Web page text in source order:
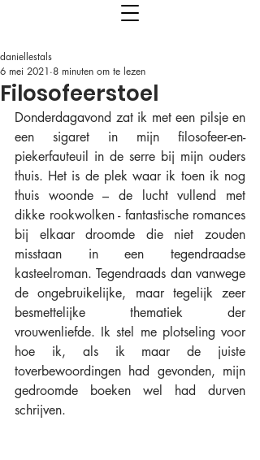
Filosofeerstoel
daniellestals
6 mei 2021 8 minuten om te lezen
Donderdagavond zat ik met een pilsje en
een sigaret in mijn filosofeer-en-
piekerfauteuil in de serre bij mijn ouders
thuis. Het is de plek waar ik toen ik nog
thuis woonde – de lucht vullend met
dikke rookwolken - fantastische romances
bij elkaar droomde die niet zouden
misstaan in een tegendraadse
kasteelroman. Tegendraads dan vanwege
de ongebruikelijke, maar tegelijk zeer
besmettelijke thematiek der
vrouwenliefde. Ik stel me plotseling voor
hoe ik, als ik maar de juiste
toverbewoordingen had gevonden, mijn
gedroomde boeken wel had durven
schrijven.